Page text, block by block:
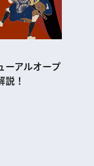
を表示
ーアルオープ
！